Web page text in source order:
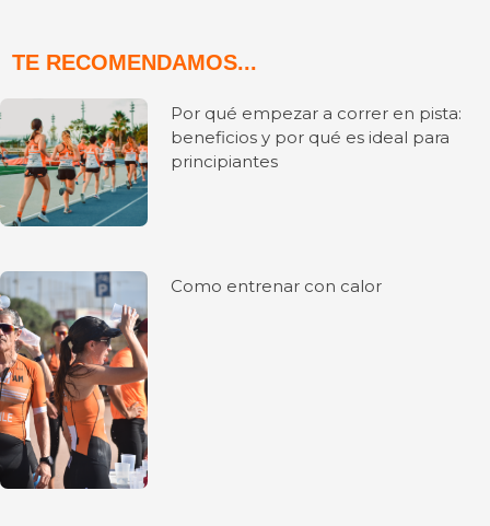
TE RECOMENDAMOS...
Por qué empezar a correr en pista:
beneficios y por qué es ideal para
principiantes
Como entrenar con calor